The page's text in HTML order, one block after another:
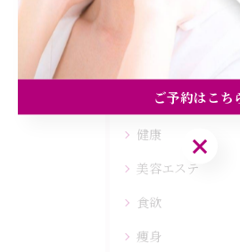
カテゴリー
ダイエット
健康
美容エステ
食欲
痩身
ご予約はこちら
ご予約はこち